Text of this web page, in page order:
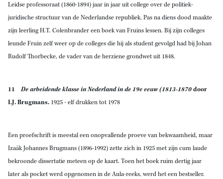
Leidse professoraat (1860-1894) jaar in jaar uit college over de politiek-
juridische structuur van de Nederlandse republiek. Pas na diens dood maakte
zijn leerling H.T. Colenbrander een boek van Fruins lessen. Bij zijn colleges
leunde Fruin zelf weer op de colleges die hij als student gevolgd had bij Johan
Rudolf Thorbecke, de vader van de herziene grondwet uit 1848.
11De arbeidende klasse in Nederland in de 19e eeuw (1813-1870door
I.J. Brugmans. 1925- elf drukken tot 1978
Een proefschrift is meestal een onopvallende proeve van bekwaamheid, maar
Izaäk Johannes Brugmans (1896-1992) zette zich in 1925 met zijn cum laude
bekroonde dissertatie meteen op de kaart. Toen het boek ruim dertig jaar
later als pocket werd opgenomen in de Aula-reeks, werd het een bestseller.